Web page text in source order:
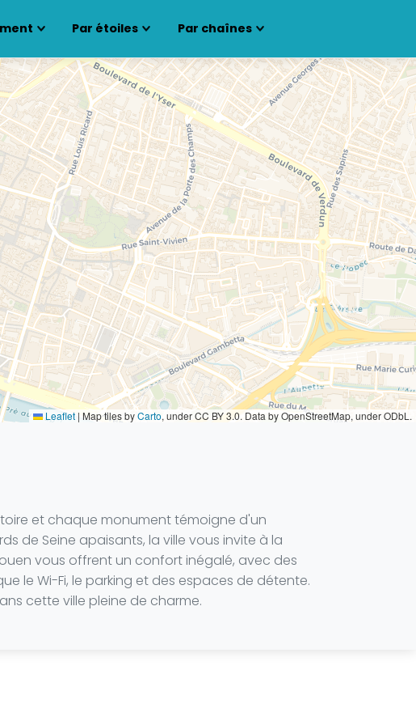
Par étoiles Par chaînes
Leaflet | Map tiles byCarto, under CC BY 3.0. Data by OpenStreetMap, under ODbL.
et chaque monument témoigne d'un
de Seine apaisants, la ville vous invite à la
vous offrent un confort inégalé, avec des
le Wi-Fi, le parking et des espaces de détente.
cette ville pleine de charme.